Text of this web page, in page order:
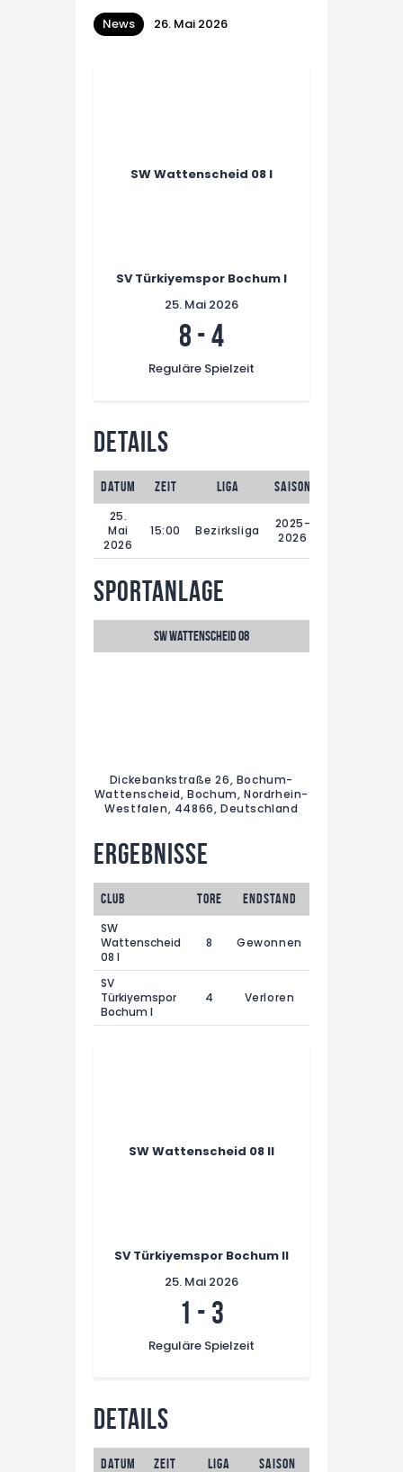
News 26. Mai 2026
SW Wattenscheid 08 I
SV Türkiyemspor Bochum I
25. Mai 2026
8 -4
Reguläre Spielzeit
Details
Datum Zeit Liga Saison
25.
Mai
2026
15:00 Bezirksliga
2025-
2026
Sportanlage
SW Wattenscheid 08
Dickebankstraße 26, Bochum-
Wattenscheid, Bochum, Nordrhein-
Westfalen, 44866, Deutschland
Ergebnisse
Club Tore
Endstand
SW
Wattenscheid
08 I
8 Gewonnen
SV
Türkiyemspor
Bochum I
4 Verloren
SW Wattenscheid 08 II
SV Türkiyemspor Bochum II
25. Mai 2026
1 - 3
Reguläre Spielzeit
Details
Datum Zeit Liga Saison